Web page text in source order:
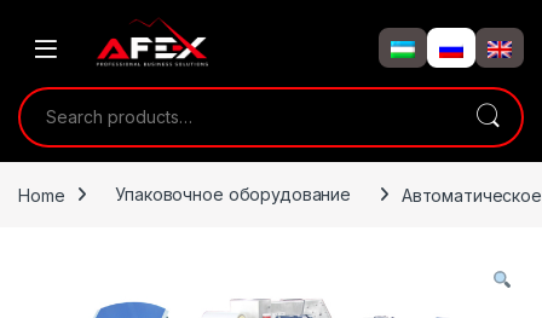
Search for:
Home Упаковочное оборудование